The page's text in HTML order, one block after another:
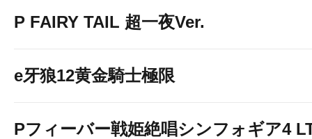
P FAIRY TAIL 超一夜Ver.
e牙狼12黄金騎士極限
Pフィーバー戦姫絶唱シンフォギア4